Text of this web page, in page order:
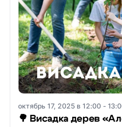
октябрь 17, 2025 в 12:00 -
🌳 Висадка дерев